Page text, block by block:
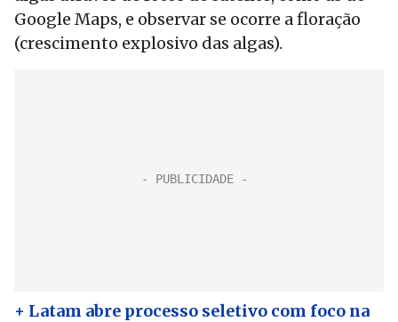
Google Maps, e observar se ocorre a floração
(crescimento explosivo das algas).
+ Latam abre processo seletivo com foco na